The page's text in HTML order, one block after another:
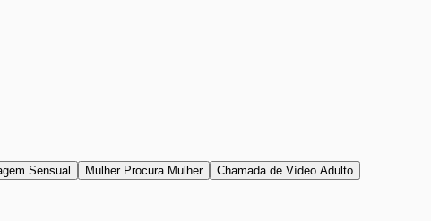
Sensual Mulher Procura Mulher Chamada de Vídeo Adulto